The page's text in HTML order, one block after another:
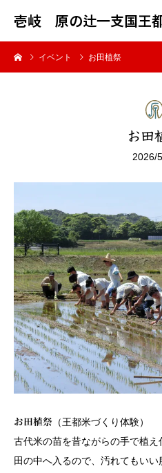
壱岐 原の辻一支国王
イベント お田植祭
お田
2026/
お田植祭 （王都米づくり体験）
古代米の苗を昔ながらの手で植え
田の中へ入るので、汚れてもいい